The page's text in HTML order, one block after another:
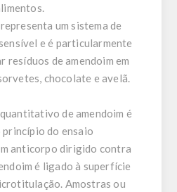
um sistema de
e é particularmente
resíduos de amendoim em
chocolate e avelã.
de amendoim é
princípio do ensaio
anticorpo dirigido contra
é ligado à superfície
Amostras ou